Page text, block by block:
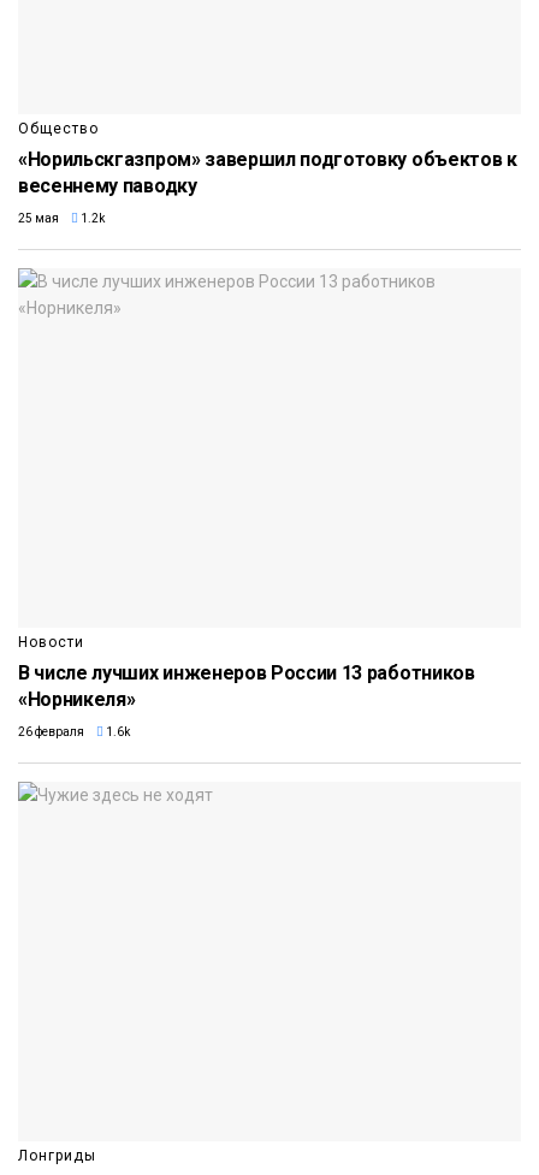
Общество
«Норильскгазпром» завершил подготовку объектов к
весеннему паводку
25 мая 1.2k
Новости
В числе лучших инженеров России 13 работников
«Норникеля»
26 февраля 1.6k
Лонгриды